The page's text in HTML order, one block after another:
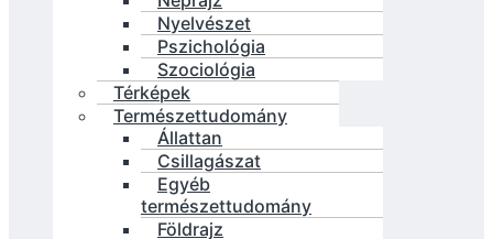
Nyelvészet
Pszichológia
Szociológia
Térképek
Természettudomány
Állattan
Csillagászat
Egyéb
természettudomány
Földrajz